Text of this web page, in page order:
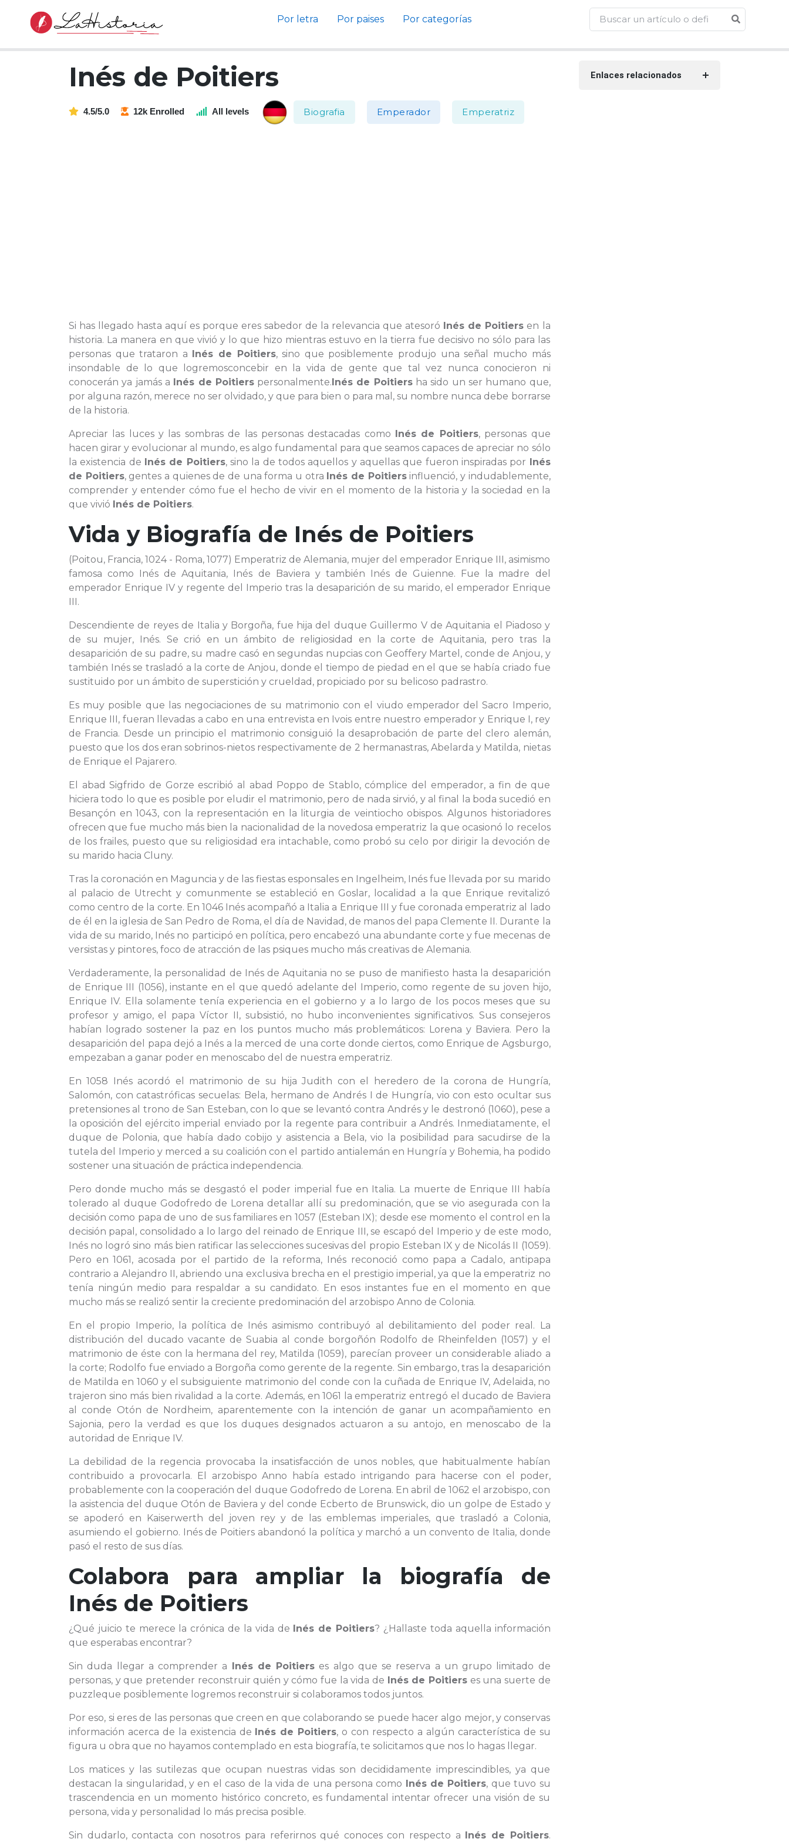
Por letra Por paises Por categorías
Inés de Poitiers
4.5/5.0 12k Enrolled All levels Biografia Emperador Emperatriz
Si has llegado hasta aquí es porque eres sabedor de la relevancia que atesoró Inés de Poitiers en la
historia. La manera en que vivió y lo que hizo mientras estuvo en la tierra fue decisivo no sólo para las
personas que trataron a Inés de Poitiers, sino que posiblemente produjo una señal mucho más
insondable de lo que logremosconcebir en la vida de gente que tal vez nunca conocieron ni
conocerán ya jamás a Inés de Poitierspersonalmente.Inés de Poitiersha sido un ser humano que,
por alguna razón, merece no ser olvidado, y que para bien o para mal, su nombre nunca debe borrarse
de la historia.
Apreciar las luces y las sombras de las personas destacadas como Inés de Poitiers, personas que
hacen girar y evolucionar al mundo, es algo fundamental para que seamos capaces de apreciar no sólo
la existencia de Inés de Poitiers, sino la de todos aquellos y aquellas que fueron inspiradas por Inés
de Poitiers, gentes a quienes de de una forma u otra Inés de Poitiersinfluenció, y indudablemente,
comprender y entender cómo fue el hecho de vivir en el momento de la historia y la sociedad en la
que vivió Inés de Poitiers.
Vida y Biografía de Inés de Poitiers
(Poitou, Francia, 1024 - Roma, 1077) Emperatriz de Alemania, mujer del emperador Enrique III, asimismo
famosa como Inés de Aquitania, Inés de Baviera y también Inés de Guienne. Fue la madre del
emperador Enrique IV y regente del Imperio tras la desaparición de su marido, el emperador Enrique
III.
Descendiente de reyes de Italia y Borgoña, fue hija del duque Guillermo V de Aquitania el Piadoso y
de su mujer, Inés. Se crió en un ámbito de religiosidad en la corte de Aquitania, pero tras la
desaparición de su padre, su madre casó en segundas nupcias con Geoffery Martel, conde de Anjou, y
también Inés se trasladó a la corte de Anjou, donde el tiempo de piedad en el que se había criado fue
sustituido por un ámbito de superstición y crueldad, propiciado por su belicoso padrastro.
Es muy posible que las negociaciones de su matrimonio con el viudo emperador del Sacro Imperio,
Enrique III, fueran llevadas a cabo en una entrevista en Ivois entre nuestro emperador y Enrique I, rey
de Francia. Desde un principio el matrimonio consiguió la desaprobación de parte del clero alemán,
puesto que los dos eran sobrinos-nietos respectivamente de 2 hermanastras, Abelarda y Matilda, nietas
de Enrique el Pajarero.
El abad Sigfrido de Gorze escribió al abad Poppo de Stablo, cómplice del emperador, a fin de que
hiciera todo lo que es posible por eludir el matrimonio, pero de nada sirvió, y al final la boda sucedió en
Besançón en 1043, con la representación en la liturgia de veintiocho obispos. Algunos historiadores
ofrecen que fue mucho más bien la nacionalidad de la novedosa emperatriz la que ocasionó lo recelos
de los frailes, puesto que su religiosidad era intachable, como probó su celo por dirigir la devoción de
su marido hacia Cluny.
Tras la coronación en Maguncia y de las fiestas esponsales en Ingelheim, Inés fue llevada por su marido
al palacio de Utrecht y comunmente se estableció en Goslar, localidad a la que Enrique revitalizó
como centro de la corte. En 1046 Inés acompañó a Italia a Enrique III y fue coronada emperatriz al lado
de él en la iglesia de San Pedro de Roma, el día de Navidad, de manos del papa Clemente II. Durante la
vida de su marido, Inés no participó en política, pero encabezó una abundante corte y fue mecenas de
versistas y pintores, foco de atracción de las psiques mucho más creativas de Alemania.
Verdaderamente, la personalidad de Inés de Aquitania no se puso de manifiesto hasta la desaparición
de Enrique III (1056), instante en el que quedó adelante del Imperio, como regente de su joven hijo,
Enrique IV. Ella solamente tenía experiencia en el gobierno y a lo largo de los pocos meses que su
profesor y amigo, el papa Víctor II, subsistió, no hubo inconvenientes significativos. Sus consejeros
habían logrado sostener la paz en los puntos mucho más problemáticos: Lorena y Baviera. Pero la
desaparición del papa dejó a Inés a la merced de una corte donde ciertos, como Enrique de Agsburgo,
empezaban a ganar poder en menoscabo del de nuestra emperatriz.
En 1058 Inés acordó el matrimonio de su hija Judith con el heredero de la corona de Hungría,
Salomón, con catastróficas secuelas: Bela, hermano de Andrés I de Hungría, vio con esto ocultar sus
pretensiones al trono de San Esteban, con lo que se levantó contra Andrés y le destronó (1060), pese a
la oposición del ejército imperial enviado por la regente para contribuir a Andrés. Inmediatamente, el
duque de Polonia, que había dado cobijo y asistencia a Bela, vio la posibilidad para sacudirse de la
tutela del Imperio y merced a su coalición con el partido antialemán en Hungría y Bohemia, ha podido
sostener una situación de práctica independencia.
Pero donde mucho más se desgastó el poder imperial fue en Italia. La muerte de Enrique III había
tolerado al duque Godofredo de Lorena detallar allí su predominación, que se vio asegurada con la
decisión como papa de uno de sus familiares en 1057 (Esteban IX); desde ese momento el control en la
decisión papal, consolidado a lo largo del reinado de Enrique III, se escapó del Imperio y de este modo,
Inés no logró sino más bien ratificar las selecciones sucesivas del propio Esteban IX y de Nicolás II (1059).
Pero en 1061, acosada por el partido de la reforma, Inés reconoció como papa a Cadalo, antipapa
contrario a Alejandro II, abriendo una exclusiva brecha en el prestigio imperial, ya que la emperatriz no
tenía ningún medio para respaldar a su candidato. En esos instantes fue en el momento en que
mucho más se realizó sentir la creciente predominación del arzobispo Anno de Colonia.
En el propio Imperio, la política de Inés asimismo contribuyó al debilitamiento del poder real. La
distribución del ducado vacante de Suabia al conde borgoñón Rodolfo de Rheinfelden (1057) y el
matrimonio de éste con la hermana del rey, Matilda (1059), parecían proveer un considerable aliado a
la corte; Rodolfo fue enviado a Borgoña como gerente de la regente. Sin embargo, tras la desaparición
de Matilda en 1060 y el subsiguiente matrimonio del conde con la cuñada de Enrique IV, Adelaida, no
trajeron sino más bien rivalidad a la corte. Además, en 1061 la emperatriz entregó el ducado de Baviera
al conde Otón de Nordheim, aparentemente con la intención de ganar un acompañamiento en
Sajonia, pero la verdad es que los duques designados actuaron a su antojo, en menoscabo de la
autoridad de Enrique IV.
La debilidad de la regencia provocaba la insatisfacción de unos nobles, que habitualmente habían
contribuido a provocarla. El arzobispo Anno había estado intrigando para hacerse con el poder,
probablemente con la cooperación del duque Godofredo de Lorena. En abril de 1062 el arzobispo, con
la asistencia del duque Otón de Baviera y del conde Ecberto de Brunswick, dio un golpe de Estado y
se apoderó en Kaiserwerth del joven rey y de las emblemas imperiales, que trasladó a Colonia,
asumiendo el gobierno. Inés de Poitiers abandonó la política y marchó a un convento de Italia, donde
pasó el resto de sus días.
Colabora para ampliar la biografía de
Inés de Poitiers
¿Qué juicio te merece la crónica de la vida de Inés de Poitiers? ¿Hallaste toda aquella información
que esperabas encontrar?
Sin duda llegar a comprender a Inés de Poitiers es algo que se reserva a un grupo limitado de
personas, y que pretender reconstruir quién y cómo fue la vida de Inés de Poitierses una suerte de
puzzleque posiblemente logremos reconstruir si colaboramos todos juntos.
Por eso, si eres de las personas que creen en que colaborando se puede hacer algo mejor, y conservas
información acerca de la existencia de Inés de Poitiers, o con respecto a algún característica de su
figura u obra que no hayamos contemplado en esta biografía, te solicitamos que nos lo hagas llegar.
Los matices y las sutilezas que ocupan nuestras vidas son decididamente imprescindibles, ya que
destacan la singularidad, y en el caso de la vida de una persona como Inés de Poitiers, que tuvo su
trascendencia en un momento histórico concreto, es fundamental intentar ofrecer una visión de su
persona, vida y personalidad lo más precisa posible.
Sin dudarlo, contacta con nosotros para referirnos qué conoces con respecto a Inés de Poitiers.
Enlaces relacionados